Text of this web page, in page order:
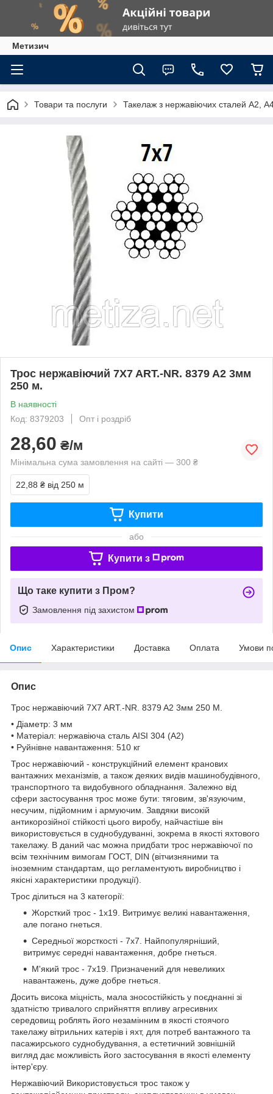
Метизич
Товари та послуги Такелаж з нержавіючих сталей А2,
Трос нержавіючий 7X7 ART.-NR. 8379 A2 3мм
250 м.
В наявності
Код: 8379203
Опт і роздріб
28,60 ₴/м
Мінімальна сума замовлення на сайті — 300 ₴
22,88 ₴ від 250 м
Купити
або
Купити з
Що таке купити з Пром?
Замовлення під захистом
Опис Характеристики Доставка Оплата Умови
Опис
Трос нержавіючий 7X7 ART.-NR. 8379 A2 3мм 250 M.
• Діаметр: 3 мм
• Матеріал: нержавіюча сталь AISI 304 (A2)
• Руйнівне навантаження: 510 кг
Трос нержавіючий - конструкційний елемент кранових
вантажних механізмів, а також деяких видів машинобудівного,
транспортного та видобувного обладнання. Залежно від
сфери застосування трос може бути: тяговим, зв'язуючим,
несучим, підйомним і армуючим. Завдяки високій
антикорозійної стійкості цього виробу, найчастіше він
використовується в суднобудуванні, зокрема в якості яхтового
такелажу. В даний час можна придбати трос нержавіючої по
всім технічним вимогам ГОСТ, DIN (вітчизняними та
іноземним стандартам, що регламентують виробництво і
якісні характеристики продукції).
Трос ділиться на 3 категорії:
Жорсткий трос - 1х19. Витримує великі навантаження,
але погано гнеться.
Середньої жорсткості - 7х7. Найпопулярніший,
витримує середні навантаження, добре гнеться.
М'який трос - 7х19. Призначений для невеликих
навантажень, дуже добре гнеться.
Досить висока міцність, мала зносостійкість у поєднанні зі
здатністю тривалого сприйняття впливу агресивних
середовищ роблять його незамінним в якості стоячого
такелажу вітрильних катерів і яхт, для потреб вантажного та
пасажирського суднобудування, а естетичний зовнішній
вигляд дає можливість його застосування в якості елементу
інтер'єру.
Нержавіючий Використовується трос також у